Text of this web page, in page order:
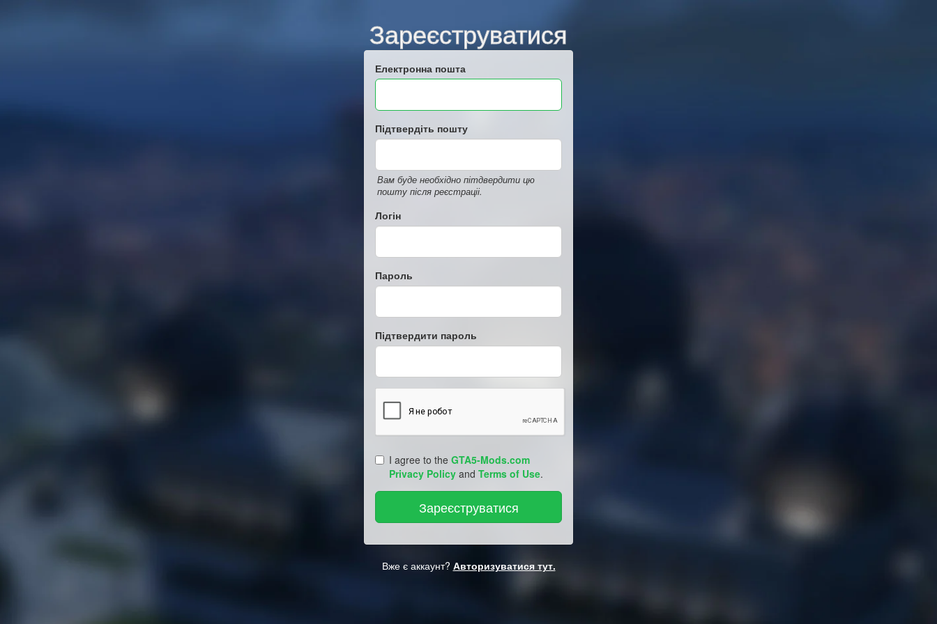
Зареєструватися
Електронна пошта
Підтвердіть пошту
Вам буде необхідно пітдвердити цю
пошту після реєстраціі.
Логін
Пароль
Підтвердити пароль
I agree to the GTA5-Mods.com
Privacy Policy and Terms of Use.
Вже є аккаунт? Авторизуватися тут.